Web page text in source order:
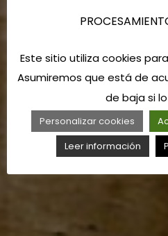
Este sitio utiliza cookies
Asumiremos que está de
de baja si
Personalizar cookies
Leer información